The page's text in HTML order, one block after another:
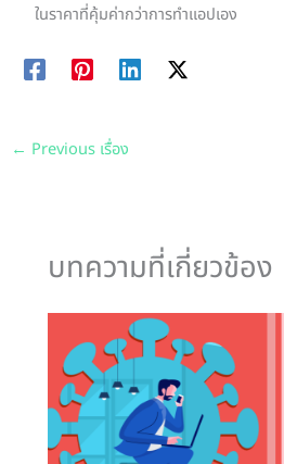
ในราคาที่คุ้มค่ากว่าการทำแอปเอง
← Previous เรื่อง
บทความที่เกี่ยวข้อง